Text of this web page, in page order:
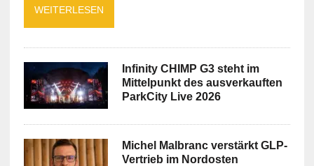
WEITERLESEN
Infinity CHIMP G3 steht im
Mittelpunkt des ausverkauften
ParkCity Live 2026
Michel Malbranc verstärkt GLP-
Vertrieb im Nordosten